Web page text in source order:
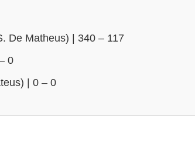
De Matheus) | 340 – 117
0
| 0 – 0